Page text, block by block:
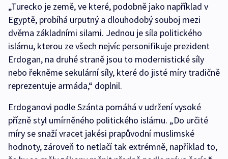
„Turecko je země, ve které, podobně jako například v
Egyptě, probíhá urputný a dlouhodobý souboj mezi
dvěma základními silami. Jednou je síla politického
islámu, kterou ze všech nejvíc personifikuje prezident
Erdogan, na druhé straně jsou to modernistické síly
nebo řekněme sekulární síly, které do jisté míry tradičně
reprezentuje armáda,“ doplnil.
Erdoganovi podle Szánta pomáhá v udržení vysoké
přízně styl umírněného politického islámu. „Do určité
míry se snaží vracet jakési prapůvodní muslimské
hodnoty, zároveň to netlačí tak extrémně, například to,